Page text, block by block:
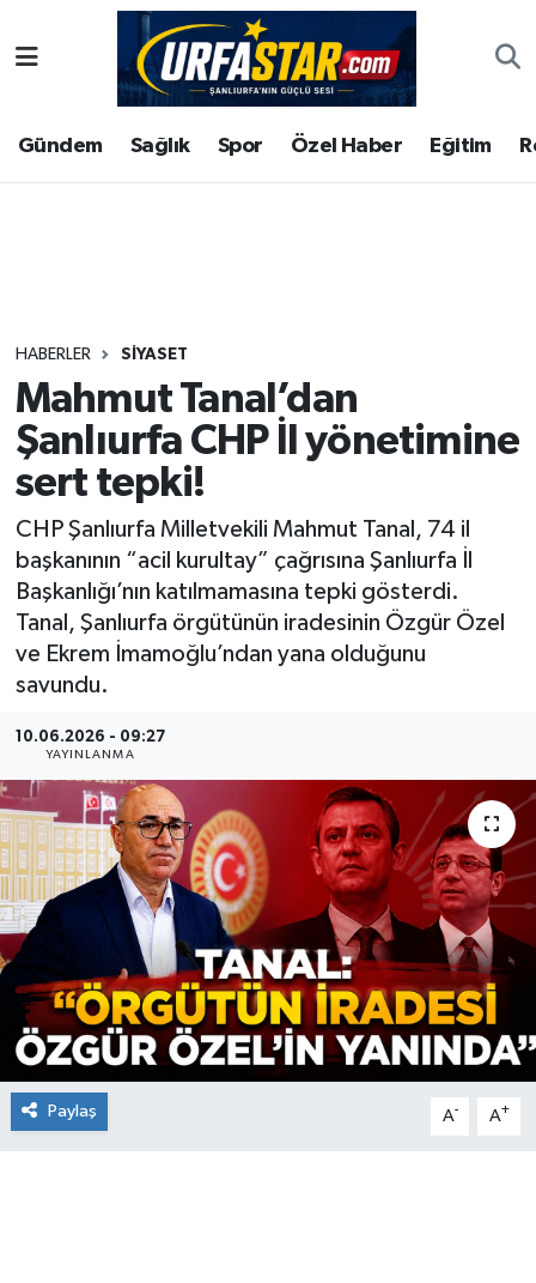
Gündem Sağlık Spor Özel Haber Eğitim
HABERLER SIYASET
Mahmut Tanal’dan
Şanlıurfa CHP İl yönetimine
sert tepki!
CHP Şanlıurfa Milletvekili Mahmut Tanal, 74 il
başkanının “acil kurultay” çağrısına Şanlıurfa İl
Başkanlığı’nın katılmamasına tepki gösterdi.
Tanal, Şanlıurfa örgütünün iradesinin Özgür Özel
ve Ekrem İmamoğlu’ndan yana olduğunu
savundu.
10.06.2026 - 09:27
YAYINLANMA
Paylaş A- A+
ASAYİS
ÇEVRE
Gündem
Kültür
Magazin
Şanlıurfa Nöbetçi Eczaneler
Şanlıurfa Hava Durumu
Tüm Manşetler
Son Dakika Haberleri
Haber Arşivi